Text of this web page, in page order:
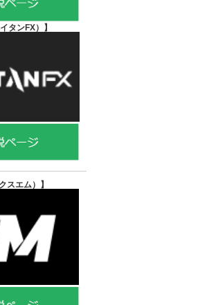
タンFX） 】
スエム） 】